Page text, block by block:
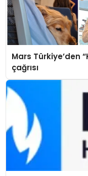
Mars Türkiye’den
çağrısı